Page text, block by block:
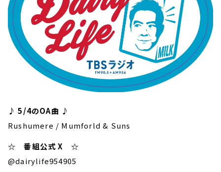
♪ 5/4のOA曲 ♪
Rushumere / Mumforld & Suns
☆ 番組公式 X ☆
@dairylife954905